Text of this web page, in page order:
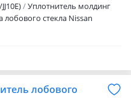
Уплотнитель молдинг
лобового стекла Nissan
Новы6
лобового